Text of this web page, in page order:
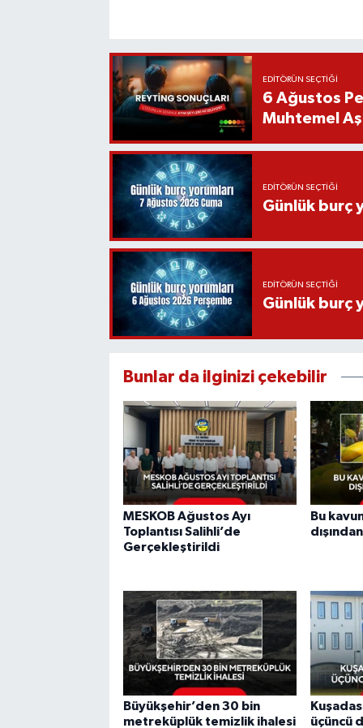
EDITÖRÜN SEÇTIĞI
6 Ağustos
Muhtemel
EDITÖRÜN SEÇTIĞI
Günlük burç
EDITÖRÜN SEÇTIĞI
Günlük burç
Bunlar da ilginizi çekebilir
MESKOB Ağustos Ayı
Toplantısı Salihli’de
Gerçekleştirildi
Bu
Büyükşehir’den 30 bin
metreküplük temizlik ihalesi
üçüncü